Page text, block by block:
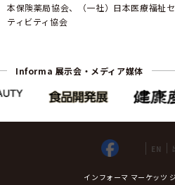
本保険薬局協会、（一社）日本医療福祉
ティビティ協会
Informa 展示会・メディア媒体
EN
インフォーマ マーケッツ